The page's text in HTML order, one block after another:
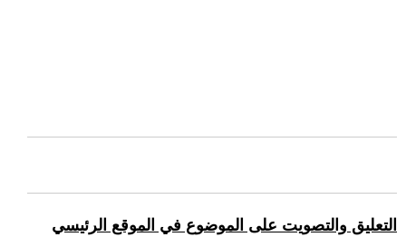
التعليق والتصويت على الموضوع في الموقع الرئيسي